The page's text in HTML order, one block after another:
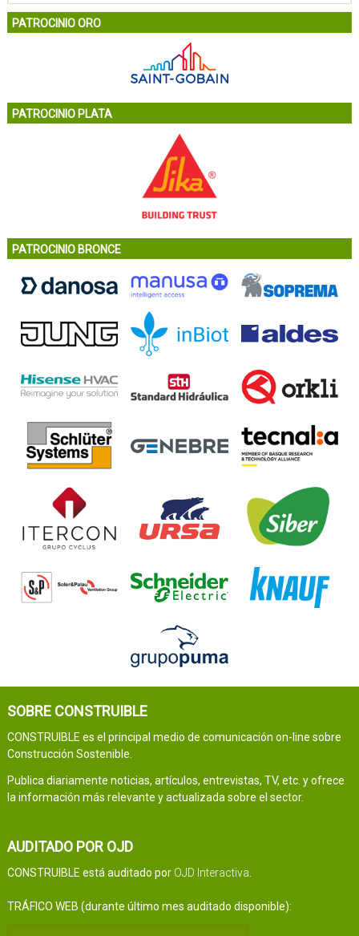
PATROCINIO ORO
PATROCINIO PLATA
PATROCINIO BRONCE
SOBRE CONSTRUIBLE
CONSTRUIBLE es el principal medio de comunicación on-line sobre
Construcción Sostenible.
Publica diariamente noticias, artículos, entrevistas, TV, etc. y ofrece
la información más relevante y actualizada sobre el sector.
AUDITADO POR OJD
CONSTRUIBLE está auditado por OJD Interactiva
TRÁFICO WEB (durante último mes auditado disponible):